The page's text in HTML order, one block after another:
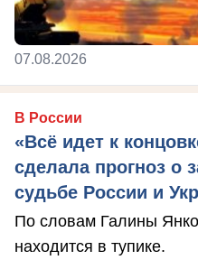
07.08.2026
В России
«Всё идет к
сделала прогноз о
судьбе России и
По словам Галины
находится в тупике.